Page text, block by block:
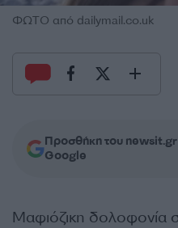
ΦΩΤΟ από dailymail.co.uk
Προσθήκη του newsit.gr
Google
Μαφιόζικη δολοφονία